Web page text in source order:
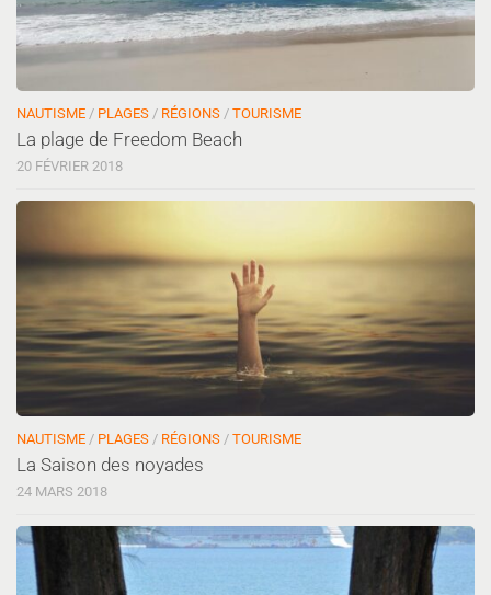
NAUTISME / PLAGES / RÉGIONS / TOURISME
La plage de Freedom Beach
20 FÉVRIER 2018
NAUTISME / PLAGES / RÉGIONS / TOURISME
La Saison des noyades
24 MARS 2018